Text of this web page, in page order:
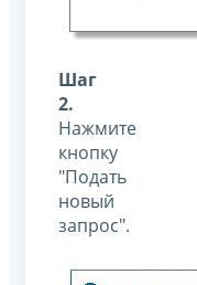
Шаг
2.
Нажмите
кнопку
"Подать
новый
запрос".